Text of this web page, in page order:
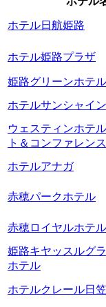
ホテル日航姫路
ホテル姫路プラザ
姫路グリーンホテ
ホテルサンシャイ
ウェスティンホテ
ト＆コンファレンス
ホテルアナガ
赤穂パークホテル
赤穂ロイヤルホテル
姫路キヤッスルグ
ホテル
ホテルクレール日笠